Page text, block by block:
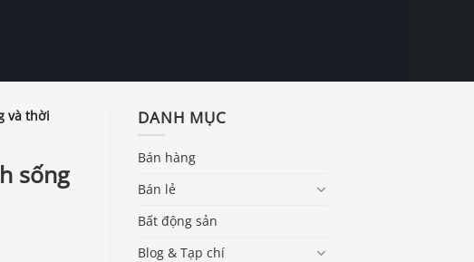
và thời
sống
DANH MỤC
Bán hàng
Bán lẻ
Bất động sản
Blog & Tạp chí